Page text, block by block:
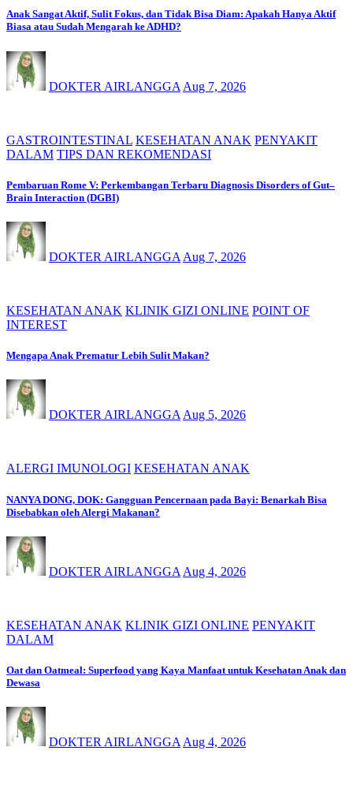
Anak Sangat Aktif, Sulit Fokus, dan Tidak Bisa Diam: Apakah Hanya Aktif
Biasa atau Sudah Mengarah ke ADHD?
DOKTER AIRLANGGA Aug 7, 2026
GASTROINTESTINAL KESEHATAN ANAK PENYAKIT
DALAM TIPS DAN REKOMENDASI
Pembaruan Rome V: Perkembangan Terbaru Diagnosis Disorders of Gut–
Brain Interaction (DGBI)
DOKTER AIRLANGGA Aug 7, 2026
KESEHATAN ANAK KLINIK GIZI ONLINE POINT OF
INTEREST
Mengapa Anak Prematur Lebih Sulit Makan?
DOKTER AIRLANGGA Aug 5, 2026
ALERGI IMUNOLOGI KESEHATAN ANAK
NANYA DONG, DOK: Gangguan Pencernaan pada Bayi: Benarkah Bisa
Disebabkan oleh Alergi Makanan?
DOKTER AIRLANGGA Aug 4, 2026
KESEHATAN ANAK KLINIK GIZI ONLINE PENYAKIT
DALAM
Oat dan Oatmeal: Superfood yang Kaya Manfaat untuk Kesehatan Anak dan
Dewasa
DOKTER AIRLANGGA Aug 4, 2026